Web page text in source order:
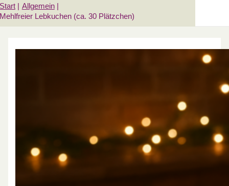
Start
Allgemein
Mehlfreier Lebkuchen (ca. 30 Plätzchen)